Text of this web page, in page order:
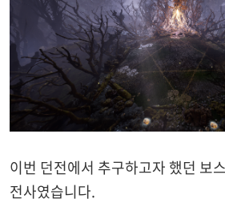
이번 던전에서 추구하고자 했던 보
전사였습니다.